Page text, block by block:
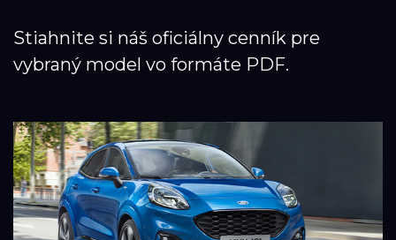
Stiahnite si náš oficiálny cenník pre
vybraný model vo formáte PDF.